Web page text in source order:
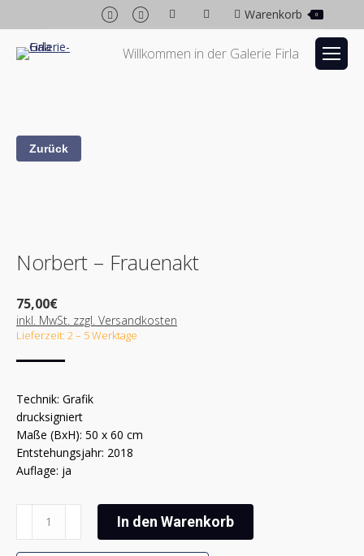
Facebook
page
opens
Instagram
page
opens
in
Warenkorb 0
Willkommen in der Galerie Firla
Norbert – Frauenakt
75,00€
inkl. MwSt. zzgl. Versandkosten
Lieferzeit: 2 – 5 Werktage
Technik: Grafik
drucksigniert
Maße (BxH): 50 x 60 cm
Entstehungsjahr: 2018
Auflage: ja
In den Warenkorb